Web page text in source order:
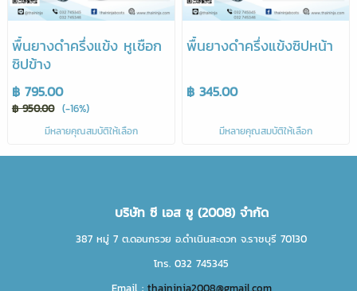
พื้นยางดำครึ่งแข้ง หูเชือก
ซิปข้าง
฿ 795.00
฿ 950.00 (-16%)
มีหลายคุณสมบัติให้เลือก
พื้นยางดำครึ่งแข้งซิปหน้า
฿ 345.00
มีหลายคุณสมบัติให้เลือก
บริษัท ซี เอส ชู (2008) จำกัด
387 หมู่ 7 ต.ดอนกรวย อ.ดำเนินสะดวก จ.ราชบุรี 70130
โทร. 032 745345